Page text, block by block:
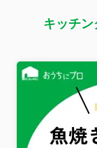
キッチ